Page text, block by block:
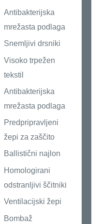
Antibakterijska
mrežasta podlaga
Snemljivi drsniki
Visoko trpežen
tekstil
Antibakterijska
mrežasta podlaga
Predpripravljeni
žepi za zaščito
Ballistični najlon
Homologirani
odstranljivi ščitniki
Ventilacijski žepi
Bombaž